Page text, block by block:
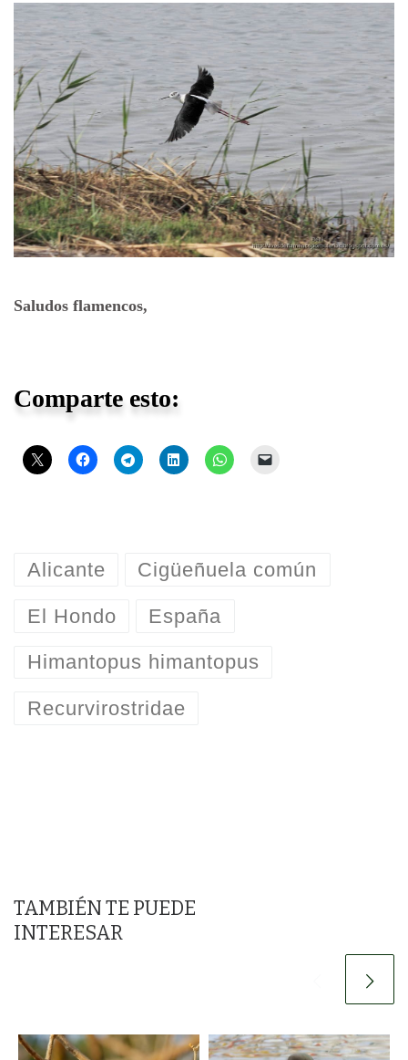
Saludos flamencos,
Comparte esto:
Alicante Cigüeñuela común
El Hondo España
Himantopus himantopus
Recurvirostridae
TAMBIÉN TE PUEDE
INTERESAR